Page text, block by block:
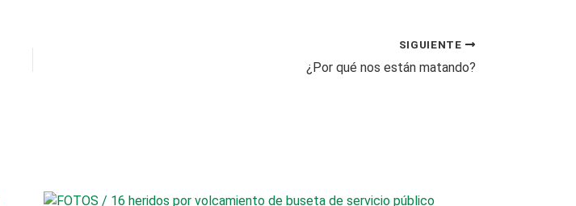
SIGUIENTE
¿Por qué nos están matando?